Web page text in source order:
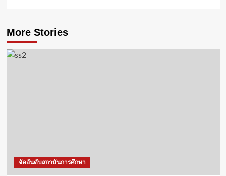
More Stories
จัดอันดับสถาบันการศึกษา